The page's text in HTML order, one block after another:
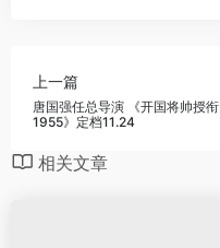
上一篇
唐国强任总导演 《开国将帅授衔
1955》定档11.24
相关文章